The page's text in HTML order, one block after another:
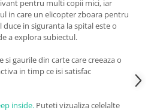
pentru multi copii mici, iar
in care un elicopter zboara pentru
in siguranta la spital este o
a explora subiectul.
gaurile din carte care creeaza o
in timp ce isi satisfac
inside. Puteti vizualiza celelalte